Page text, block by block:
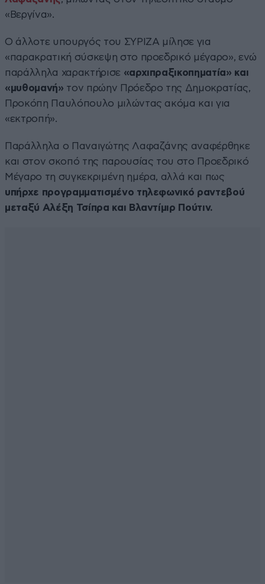
«Βεργίνα».
Ο άλλοτε υπουργός του ΣΥΡΙΖΑ μίλησε για
«παρακρατική σύσκεψη στο προεδρικό μέγαρο», ενώ
παράλληλα χαρακτήρισε «αρχιπραξικοπηματία» και
«μυθομανή» τον πρώην Πρόεδρο της Δημοκρατίας,
Προκόπη Παυλόπουλο μιλώντας ακόμα και για
«εκτροπή».
Παράλληλα ο Παναιγώτης Λαφαζάνης αναφέρθηκε
και στον σκοπό της παρουσίας του στο Προεδρικό
Μέγαρο τη συγκεκριμένη ημέρα, αλλά και πως
υπήρχε προγραμματισμένο τηλεφωνικό ραντεβού
μεταξύ Αλέξη Τσίπρα και Βλαντίμιρ Πούτιν.